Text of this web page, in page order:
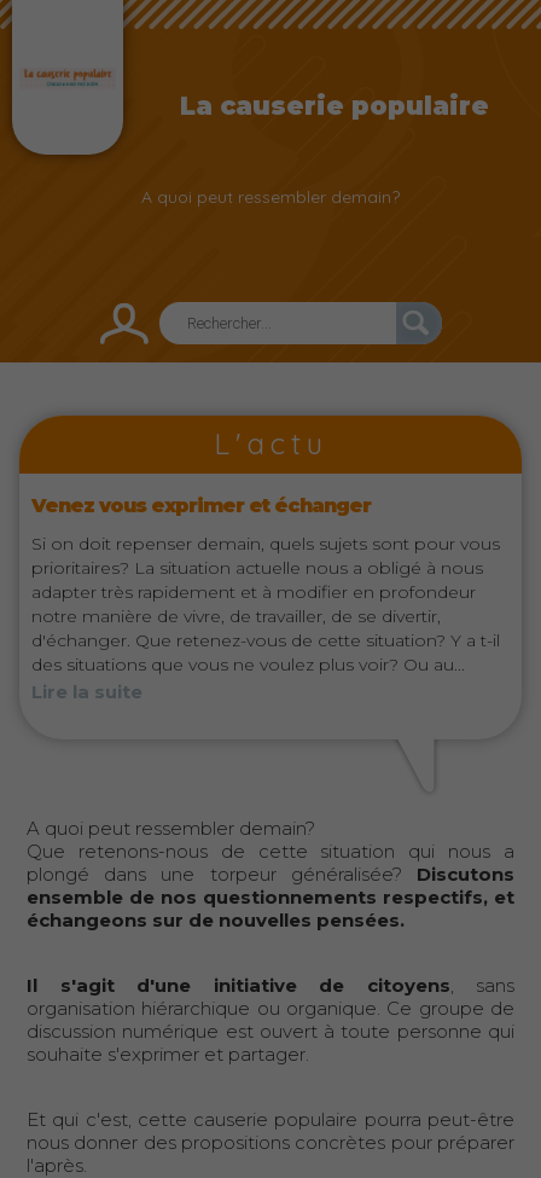
La causerie populaire
A quoi peut ressembler demain?
L'actu
Venez vous exprimer et échanger
Si on doit repenser demain, quels sujets sont pour vous
prioritaires? La situation actuelle nous a obligé à nous
adapter très rapidement et à modifier en profondeur
notre manière de vivre, de travailler, de se divertir,
d'échanger. Que retenez-vous de cette situation? Y a t-il
des situations que vous ne voulez plus voir? Ou au...
Lire la suite
A quoi peut ressembler demain?
Que retenons-nous de cette situation qui nous a
plongé dans une torpeur généralisée? Discutons
ensemble de nos questionnements respectifs, et
échangeons sur de nouvelles pensées.
Il s'agit d'une initiative de citoyens, sans
organisation hiérarchique ou organique. Ce groupe de
discussion numérique est ouvert à toute personne qui
souhaite s'exprimer et partager.
Et qui c'est, cette causerie populaire pourra peut-être
nous donner des propositions concrètes pour préparer
l'après.